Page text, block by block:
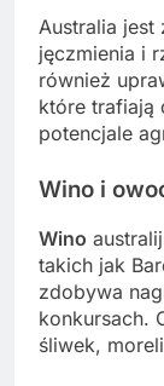
Australia jest
jęczmienia i
również
które trafiają
potencjale
Wino i
Wino
takich jak
zdobywa
konkursach.
śliwek,